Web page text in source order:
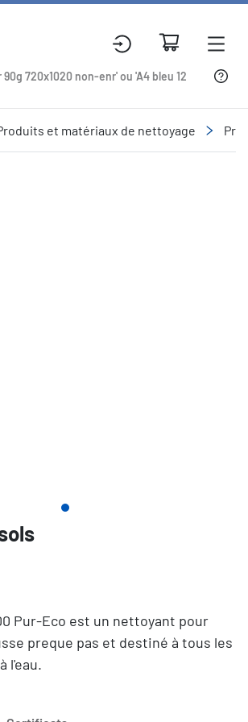
et matériaux de nettoyage
Pur-Eco est un nettoyant pour
preque pas et destiné à tous les
l'eau.